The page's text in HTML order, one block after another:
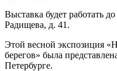
Выставка будет работать
Радищева, д. 41.
Этой весной экспозиция
берегов» была
Петербурге.